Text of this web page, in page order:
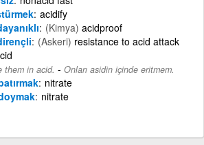
acidify
(Kimya) acidproof
(Askeri) resistance to acid attack
them in acid. - Onları asidin içinde eritmem.
nitrate
nitrate